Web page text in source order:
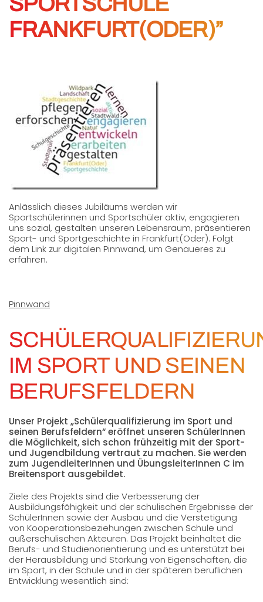
FRANKFURT(ODER)”
Anlässlich dieses Jubiläums werden wir
Sportschülerinnen und Sportschüler aktiv, engagieren
uns sozial, gestalten unseren Lebensraum, präsentieren
Sport- und Sportgeschichte in Frankfurt(Oder). Folgt
dem Link zur digitalen Pinnwand, um Genaueres zu
erfahren.
Pinnwand
IM SPORT UND SEINEN
BERUFSFELDERN
Unser Projekt „Schülerqualifizierung im Sport und
seinen Berufsfeldern“ eröffnet unseren SchülerInnen
die Möglichkeit, sich schon frühzeitig mit der Sport-
und Jugendbildung vertraut zu machen. Sie werden
zum JugendleiterInnen und ÜbungsleiterInnen C im
Breitensport ausgebildet.
Ziele des Projekts sind die Verbesserung der
Ausbildungsfähigkeit und der schulischen Ergebnisse der
SchülerInnen sowie der Ausbau und die Verstetigung
von Kooperationsbeziehungen zwischen Schule und
außerschulischen Akteuren. Das Projekt beinhaltet die
Berufs- und Studienorientierung und es unterstützt bei
der Herausbildung und Stärkung von Eigenschaften, die
im Sport, in der Schule und in der späteren beruflichen
Entwicklung wesentlich sind: